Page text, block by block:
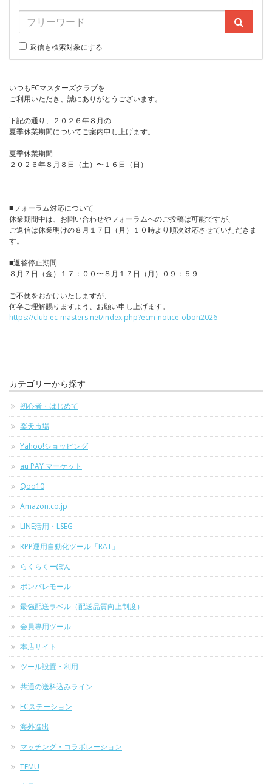
返信も検索対象にする
いつもECマスターズクラブを
ご利用いただき、誠にありがとうございます。
下記の通り、２０２６年８月の
夏季休業期間についてご案内申し上げます。
夏季休業期間
２０２６年８月８日（土）〜１６日（日）
■フォーラム対応について
休業期間中は、お問い合わせやフォーラムへのご投稿は可能ですが、
ご返信は休業明けの８月１７日（月）１０時より順次対応させていただきま
す。
■返答停止期間
８月７日（金）１７：００〜８月１７日（月）０９：５９
ご不便をおかけいたしますが、
何卒ご理解賜りますよう、お願い申し上げます。
https://club.ec-masters.net/index.php?ecm-notice-obon2026
カテゴリーから探す
初心者・はじめて
楽天市場
Yahoo!ショッピング
au PAY マーケット
Qoo10
Amazon.co.jp
LINE活用・LSEG
RPP運用自動化ツール「RAT」
らくらくーぽん
ポンパレモール
最強配送ラベル（配送品質向上制度）
会員専用ツール
本店サイト
ツール設置・利用
共通の送料込みライン
ECステーション
海外進出
マッチング・コラボレーション
TEMU